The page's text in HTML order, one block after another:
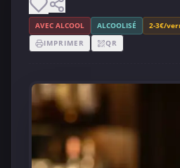
AVEC ALCOOL ALCOOLISÉ 2-3€/
IMPRIMER
QR